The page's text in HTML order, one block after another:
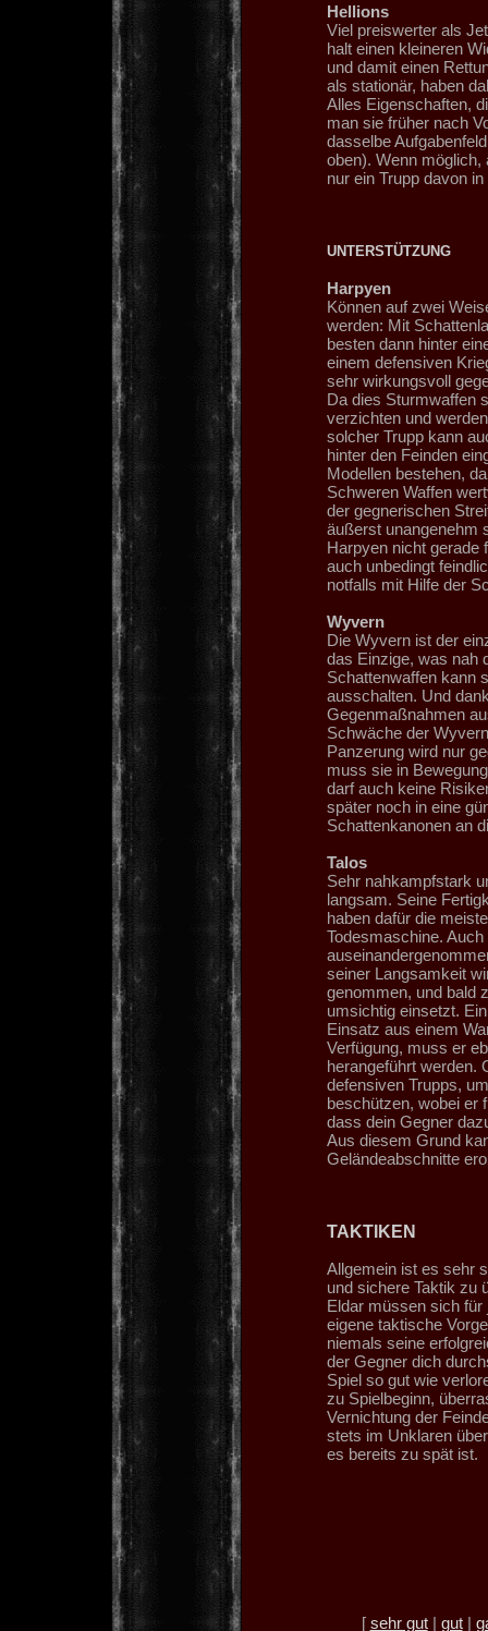
Hellions
Viel preiswerter als
halt einen kleineren
und damit einen
als stationär, haben
Alles Eigenschaften,
man sie früher nach
dasselbe
oben). Wenn
nur ein Trupp davon
UNTERSTÜTZUNG
Harpyen
Können auf zwei
werden: Mit
besten dann hinter
einem defensiven
sehr wirkungsvoll
Da dies Sturmwaffen
verzichten und
solcher Trupp kann
hinter den Feinden
Modellen bestehen,
Schweren Waffen
der gegnerischen
äußerst unangenehm
Harpyen nicht gerade
auch unbedingt
notfalls mit Hilfe der
Wyvern
Die Wyvern ist der
das Einzige, was nah
Schattenwaffen kann
ausschalten. Und
Gegenmaßnahmen
Schwäche der
Panzerung wird nur
muss sie in
darf auch keine
später noch in eine
Schattenkanonen an
Talos
Sehr nahkampfstark
langsam. Seine
haben dafür die
Todesmaschine.
seiner Langsamkeit
genommen, und bald
umsichtig einsetzt.
Einsatz aus einem
Verfügung, muss er
herangeführt werden.
defensiven Trupps,
beschützen, wobei er
dass dein Gegner
Aus diesem Grund
Geländeabschnitte
TAKTIKEN
Allgemein ist es sehr
und sichere Taktik zu
Eldar müssen sich für
eigene taktische
niemals seine
der Gegner dich
Spiel so gut wie
zu Spielbeginn,
Vernichtung der
stets im Unklaren
es bereits zu spät ist.
[ sehr gut| gut|